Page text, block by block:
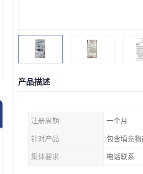
产品描述
注册周期 一个月
针对产品 包含填充
集体要求 电话联系